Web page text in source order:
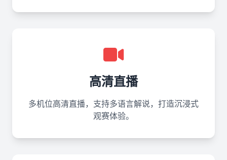
高清直播
多机位高清直播，支持多语言解说，打造沉浸式
观赛体验。